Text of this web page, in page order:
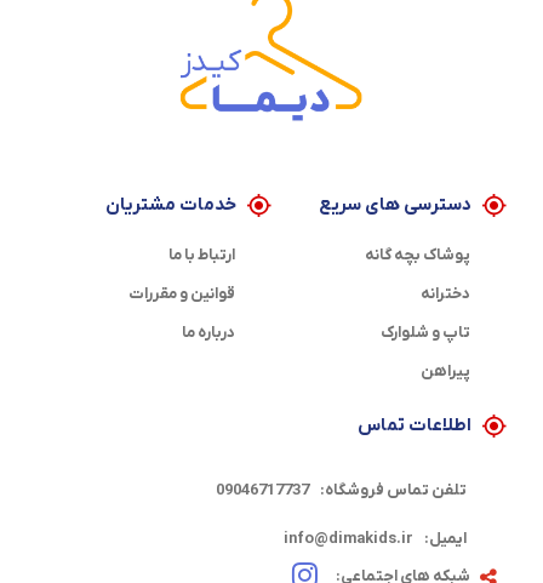
دسترسی های سریع
پوشاک بچه گانه
دخترانه
تاپ و شلوارک
پیراهن
خدمات مشتریان
ارتباط با ما
قوانین و مقررات
درباره ما
اطلاعات تماس
تلفن تماس فروشگاه: 09046717737
ایمیل:
info@dimakids.ir
شبکه های اجتماعی: